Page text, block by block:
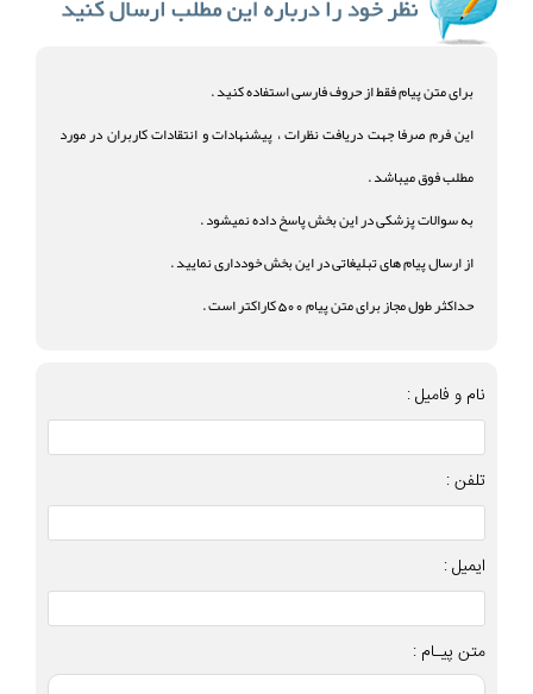
برای متن پیام فقط از حروف فارسی استفاده کنید .
این فرم صرفا جهت دریافت نظرات ، پیشنهادات و انتقادات کاربران در مورد
مطلب فوق میباشد .
به سوالات پزشکی در این بخش پاسخ داده نمیشود .
از ارسال پیام های تبلیغاتی در این بخش خودداری نمایید .
حداکثر طول مجاز برای متن پیام 500 کاراکتر است .
نام و فامیل :
تلفن :
ایمیل :
متن پیـام :